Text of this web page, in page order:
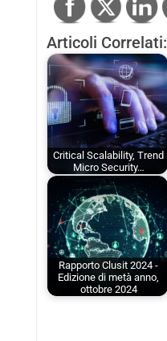
Articoli Correlati:
Critical Scalability, Trend
Micro Security…
Rapporto Clusit 2024 -
Edizione di metà anno,
ottobre 2024